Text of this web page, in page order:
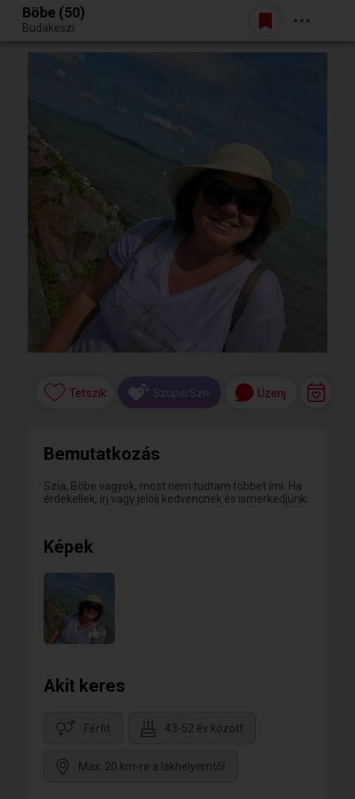
Egy jó randiból bármi lehet.
Belépés
Böbe (50)
Budakeszi
Tetszik SzuperSzív Üzenj
Bemutatkozás
Szia, Böbe vagyok, most nem tudtam többet írni. Ha
érdekellek, írj vagy jelölj kedvencnek és ismerkedjünk.
Képek
4
Akit keres
Férfit 43-52 év között
Max. 20 km-re a lakhelyemtől